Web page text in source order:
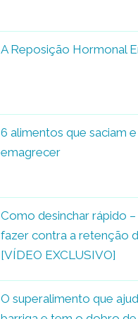
A Reposição Hormonal
6 alimentos que saciam
emagrecer
Como desinchar rápido
fazer contra a retenção
[VÍDEO EXCLUSIVO]
O superalimento que